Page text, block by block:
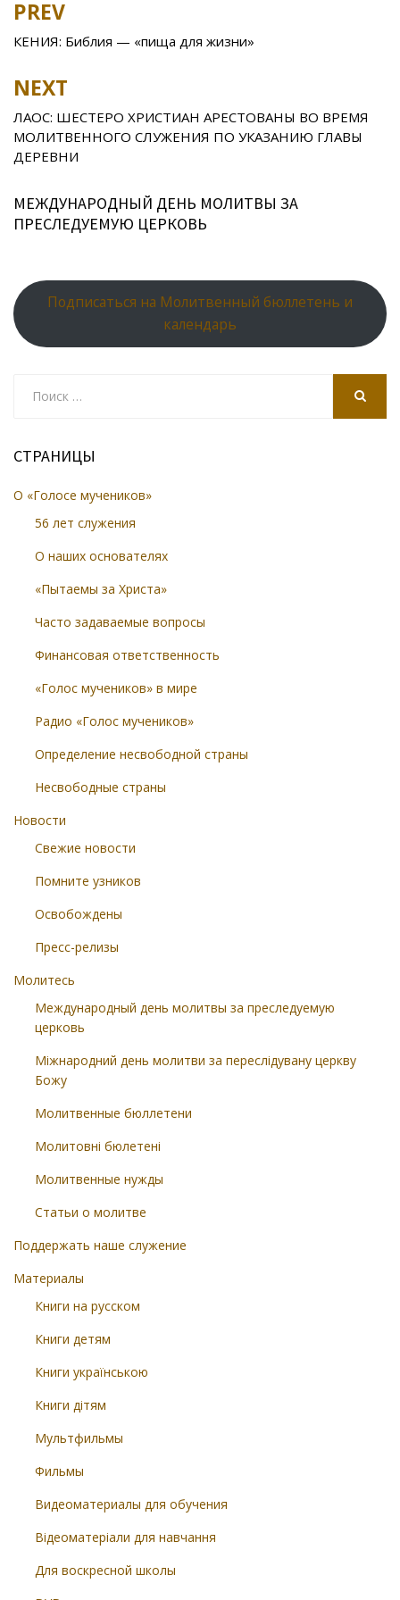
o
o
k
kl
as
ni
ki
u
r
al
st
Post
navigation
PREV
КЕНИЯ: Библия — «пища для жизни»
NEXT
ЛАОС: ШЕСТЕРО ХРИСТИАН АРЕСТОВАНЫ ВО ВРЕМЯ
МОЛИТВЕННОГО СЛУЖЕНИЯ ПО УКАЗАНИЮ ГЛАВЫ
ДЕРЕВНИ
МЕЖДУНАРОДНЫЙ ДЕНЬ МОЛИТВЫ ЗА
ПРЕСЛЕДУЕМУЮ ЦЕРКОВЬ
Подписаться на Молитвенный бюллетень и
календарь
СТРАНИЦЫ
О «Голосе мучеников»
56 лет служения
О наших основателях
«Пытаемы за Христа»
Часто задаваемые вопросы
Финансовая ответственность
«Голос мучеников» в мире
Радио «Голос мучеников»
Определение несвободной страны
Несвободные страны
Новости
Свежие новости
Помните узников
Освобождены
Пресс-релизы
Молитесь
Международный день молитвы за преследуемую
церковь
Міжнародний день молитви за переслідувану церкву
Божу
Молитвенные бюллетени
Молитовні бюлетені
Молитвенные нужды
Статьи о молитве
Поддержать наше служение
Материалы
Книги на русском
Книги детям
Книги українською
Книги дітям
Мультфильмы
Фильмы
Видеоматериалы для обучения
Відеоматеріали для навчання
Для воскресной школы